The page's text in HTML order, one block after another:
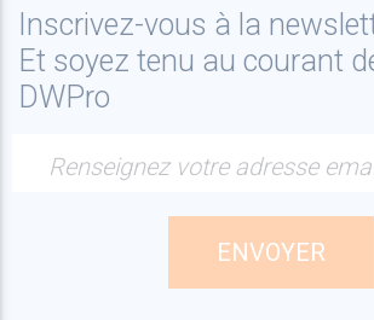
Inscrivez-vous à la
Et soyez tenu au courant
DWPro
Renseignez votre adresse